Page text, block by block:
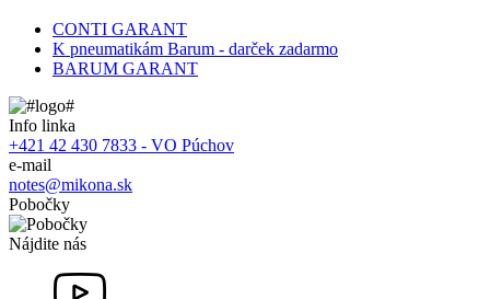
CONTI GARANT
K pneumatikám Barum - darček zadarmo
BARUM GARANT
Info linka
+421 42 430 7833 - VO Púchov
e-mail
notes@mikona.sk
Pobočky
Nájdite nás